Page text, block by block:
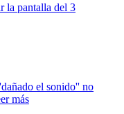
la pantalla del 3
el sonido'' no
más